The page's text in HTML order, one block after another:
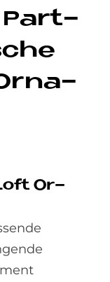
Part­
Or­